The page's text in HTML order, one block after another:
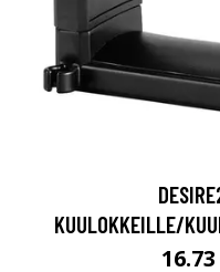
KUULOKKEILLE/